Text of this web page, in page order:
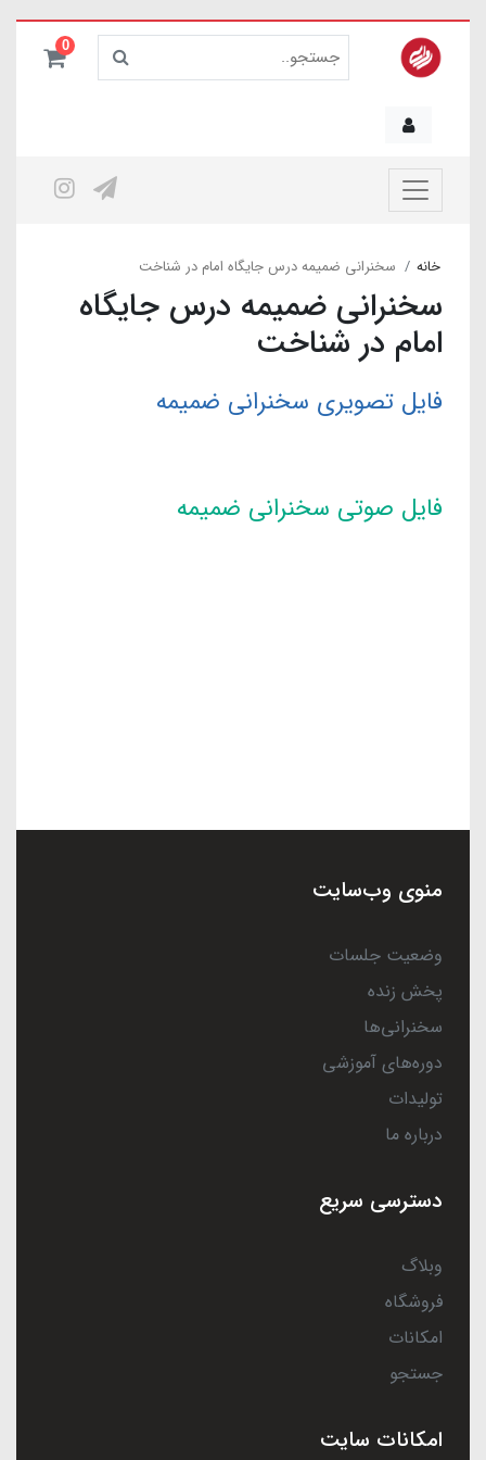
0
خانه سخنرانی ضمیمه درس جایگاه امام در شناخت
سخنرانی ضمیمه درس جایگاه
امام در شناخت
فایل تصویری سخنرانی ضمیمه
فایل صوتی سخنرانی ضمیمه
منوی وب‌سایت
وضعیت جلسات
پخش زنده
سخنرانی‌ها
دوره‌های آموزشی
تولیدات
درباره ما
دسترسی سریع
وبلاگ
فروشگاه
امکانات
جستجو
امکانات سایت